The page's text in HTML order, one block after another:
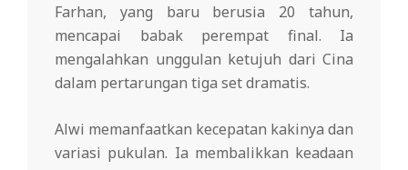
Farhan, yang baru berusia 20 tahun,
mencapai babak perempat final. Ia
mengalahkan unggulan ketujuh dari Cina
dalam pertarungan tiga set dramatis.
Alwi memanfaatkan kecepatan kakinya dan
variasi pukulan. Ia membalikkan keadaan